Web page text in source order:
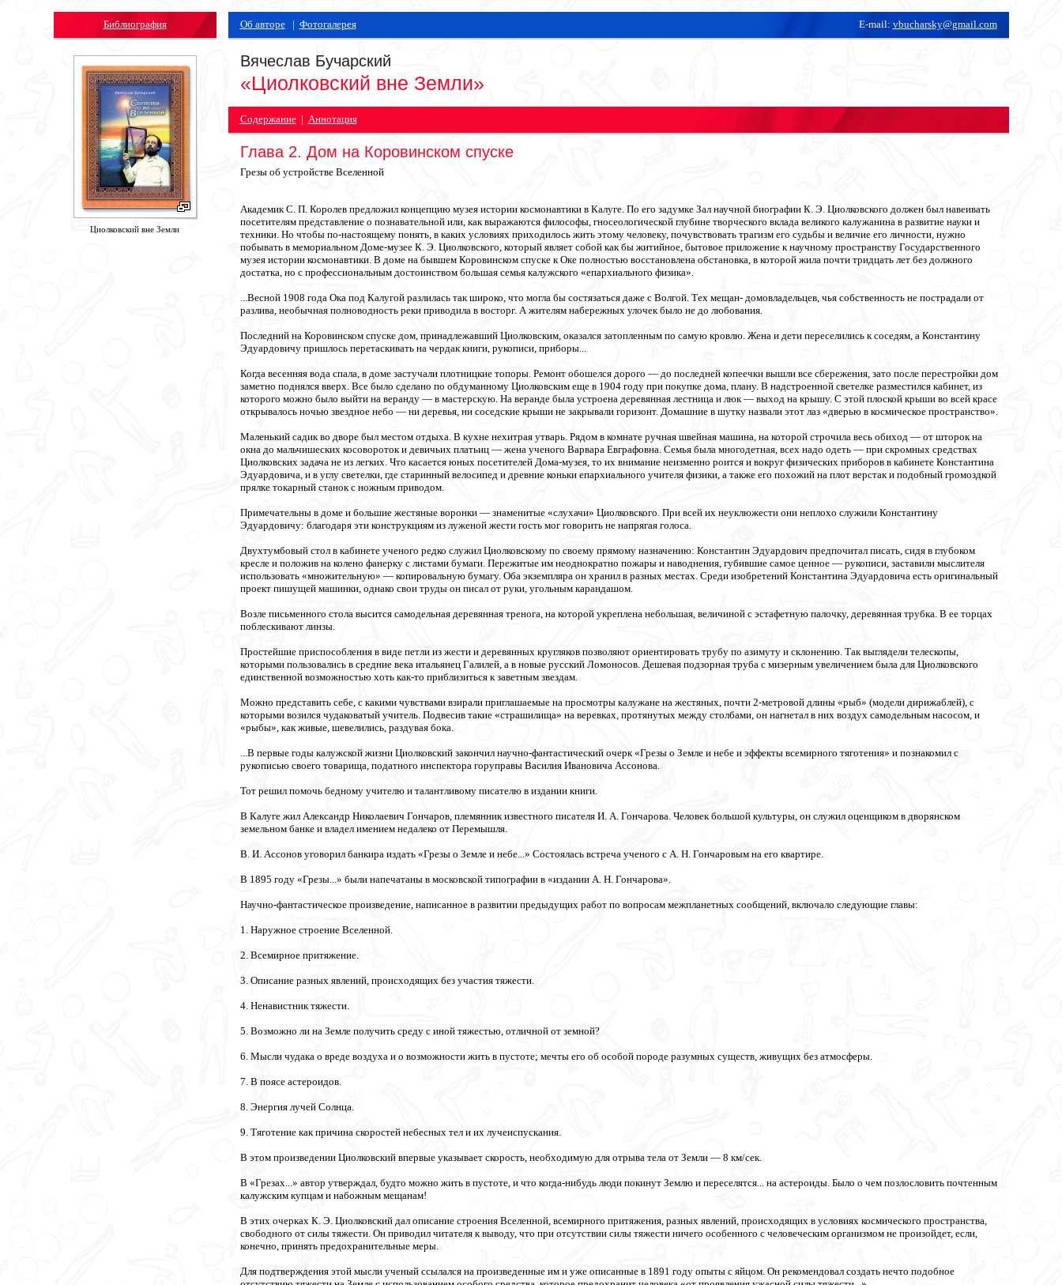
Библиография
Циолковский вне Земли
E-mail: vbucharsky@gmail.com
Об авторе| Фотогалерея
Вячеслав Бучарский
«Циолковский вне Земли»
Содержание| Аннотация
Глава 2. Дом на Коровинском спуске
Грезы об устройстве Вселенной
Академик С. П. Королев предложил концепцию музея истории космонавтики в Калуге. По его задумке Зал научной биографии К. Э. Циолковского должен был навеивать
посетителям представление о познавательной или, как выражаются философы, гносеологической глубине творческого вклада великого калужанина в развитие науки и
техники. Но чтобы по-настоящему понять, в каких условиях приходилось жить этому человеку, почувствовать трагизм его судьбы и величие его личности, нужно
побывать в мемориальном Доме-музее К. Э. Циолковского, который являет собой как бы житийное, бытовое приложение к научному пространству Государственного
музея истории космонавтики. В доме на бывшем Коровинском спуске к Оке полностью восстановлена обстановка, в которой жила почти тридцать лет без должного
достатка, но с профессиональным достоинством большая семья калужского «епархиального физика».
...Весной 1908 года Ока под Калугой разлилась так широко, что могла бы состязаться даже с Волгой. Тех мещан- домовладельцев, чья собственность не пострадали от
разлива, необычная полноводность реки приводила в восторг. А жителям набережных улочек было не до любования.
Последний на Коровинском спуске дом, принадлежавший Циолковским, оказался затопленным по самую кровлю. Жена и дети переселились к соседям, а Константину
Эдуардовичу пришлось перетаскивать на чердак книги, рукописи, приборы...
Когда весенняя вода спала, в доме застучали плотницкие топоры. Ремонт обошелся дорого — до последней копеечки вышли все сбережения, зато после перестройки дом
заметно поднялся вверх. Все было сделано по обдуманному Циолковским еще в 1904 году при покупке дома, плану. В надстроенной светелке разместился кабинет, из
которого можно было выйти на веранду — в мастерскую. На веранде была устроена деревянная лестница и люк — выход на крышу. С этой плоской крыши во всей красе
открывалось ночью звездное небо — ни деревья, ни соседские крыши не закрывали горизонт. Домашние в шутку назвали этот лаз «дверью в космическое пространство».
Маленький садик во дворе был местом отдыха. В кухне нехитрая утварь. Рядом в комнате ручная швейная машина, на которой строчила весь обиход — от шторок на
окна до мальчишеских косовороток и девичьих платьиц — жена ученого Варвара Евграфовна. Семья была многодетная, всех надо одеть — при скромных средствах
Циолковских задача не из легких. Что касается юных посетителей Дома-музея, то их внимание неизменно роится и вокруг физических приборов в кабинете Константина
Эдуардовича, и в углу светелки, где старинный велосипед и древние коньки епархиального учителя физики, а также его похожий на плот верстак и подобный громоздкой
прялке токарный станок с ножным приводом.
Примечательны в доме и большие жестяные воронки — знаменитые «слухачи» Циолковского. При всей их неуклюжести они неплохо служили Константину
Эдуардовичу: благодаря эти конструкциям из луженой жести гость мог говорить не напрягая голоса.
Двухтумбовый стол в кабинете ученого редко служил Циолковскому по своему прямому назначению: Константин Эдуардович предпочитал писать, сидя в глубоком
кресле и положив на колено фанерку с листами бумаги. Пережитые им неоднократно пожары и наводнения, губившие самое ценное — рукописи, заставили мыслителя
использовать «множительную» — копировальную бумагу. Оба экземпляра он хранил в разных местах. Среди изобретений Константина Эдуардовича есть оригинальный
проект пишущей машинки, однако свои труды он писал от руки, угольным карандашом.
Возле письменного стола высится самодельная деревянная тренога, на которой укреплена небольшая, величиной с эстафетную палочку, деревянная трубка. В ее торцах
поблескивают линзы.
Простейшие приспособления в виде петли из жести и деревянных кругляков позволяют ориентировать трубу по азимуту и склонению. Так выглядели телескопы,
которыми пользовались в средние века итальянец Галилей, а в новые русский Ломоносов. Дешевая подзорная труба с мизерным увеличением была для Циолковского
единственной возможностью хоть как-то приблизиться к заветным звездам.
Можно представить себе, с какими чувствами взирали приглашаемые на просмотры калужане на жестяных, почти 2-метровой длины «рыб» (модели дирижаблей), с
которыми возился чудаковатый учитель. Подвесив такие «страшилища» на веревках, протянутых между столбами, он нагнетал в них воздух самодельным насосом, и
«рыбы», как живые, шевелились, раздувая бока.
...В первые годы калужской жизни Циолковский закончил научно-фантастический очерк «Грезы о Земле и небе и эффекты всемирного тяготения» и познакомил с
рукописью своего товарища, податного инспектора горуправы Василия Ивановича Ассонова.
Тот решил помочь бедному учителю и талантливому писателю в издании книги.
В Калуге жил Александр Николаевич Гончаров, племянник известного писателя И. А. Гончарова. Человек большой культуры, он служил оценщиком в дворянском
земельном банке и владел имением недалеко от Перемышля.
В. И. Ассонов уговорил банкира издать «Грезы о Земле и небе...» Состоялась встреча ученого с А. Н. Гончаровым на его квартире.
В 1895 году «Грезы...» были напечатаны в московской типографии в «издании А. Н. Гончарова».
Научно-фантастическое произведение, написанное в развитии предыдущих работ по вопросам межпланетных сообщений, включало следующие главы:
1. Наружное строение Вселенной.
2. Всемирное притяжение.
3. Описание разных явлений, происходящих без участия тяжести.
4. Ненавистник тяжести.
5. Возможно ли на Земле получить среду с иной тяжестью, отличной от земной?
6. Мысли чудака о вреде воздуха и о возможности жить в пустоте; мечты его об особой породе разумных существ, живущих без атмосферы.
7. В поясе астероидов.
8. Энергия лучей Солнца.
9. Тяготение как причина скоростей небесных тел и их лучеиспускания.
В этом произведении Циолковский впервые указывает скорость, необходимую для отрыва тела от Земли — 8 км/сек.
В «Грезах...» автор утверждал, будто можно жить в пустоте, и что когда-нибудь люди покинут Землю и переселятся... на астероиды. Было о чем позлословить почтенным
калужским купцам и набожным мещанам!
В этих очерках К. Э. Циолковский дал описание строения Вселенной, всемирного притяжения, разных явлений, происходящих в условиях космического пространства,
свободного от силы тяжести. Он приводил читателя к выводу, что при отсутствии силы тяжести ничего особенного с человеческим организмом не произойдет, если,
конечно, принять предохранительные меры.
Для подтверждения этой мысли ученый ссылался на произведенные им и уже описанные в 1891 году опыты с яйцом. Он рекомендовал создать нечто подобное